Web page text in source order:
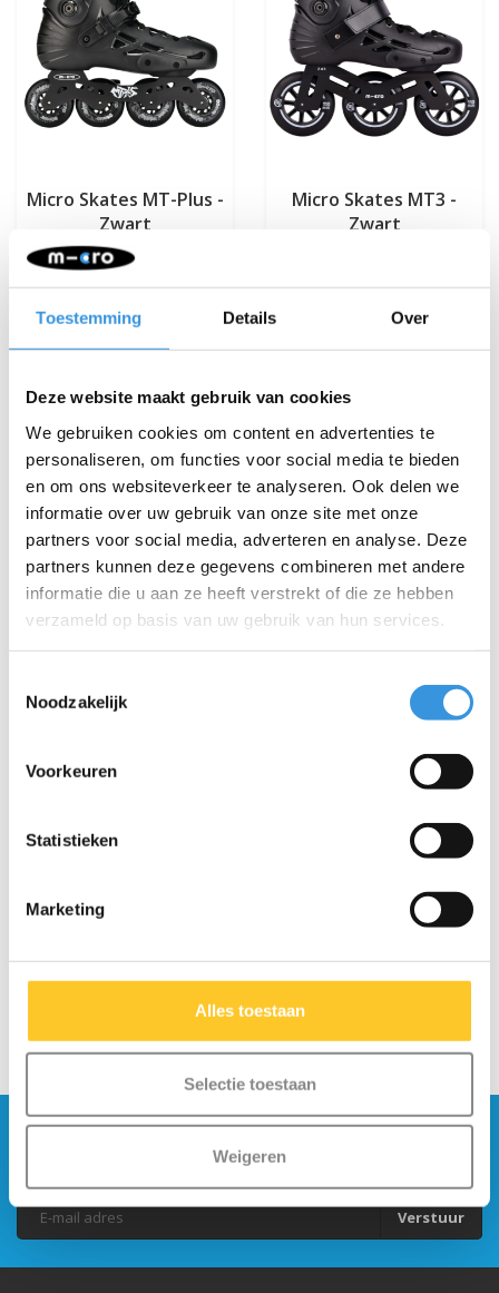
Toestemming Details Over
Deze website maakt gebruik van cookies
We gebruiken cookies om content en advertenties te
personaliseren, om functies voor social media te bieden
en om ons websiteverkeer te analyseren. Ook delen we
informatie over uw gebruik van onze site met onze
partners voor social media, adverteren en analyse. Deze
partners kunnen deze gegevens combineren met andere
informatie die u aan ze heeft verstrekt of die ze hebben
verzameld op basis van uw gebruik van hun services.
Noodzakelijk
Voorkeuren
Statistieken
Marketing
Alles toestaan
Selectie toestaan
Weigeren
Micro Skates MT-Plus -
Zwart
€159,95 €79,95
Deliverytime
Micro Skates MT3 -
Zwart
Deliverytime
NIEUW
Discovery ECO
NIEUW
Micro Impact knie-, pols
elleboogbeschermers
kind - blauw
Deliverytime
Blijf op de hoogte en schrijf je in voor onze
Verstuur